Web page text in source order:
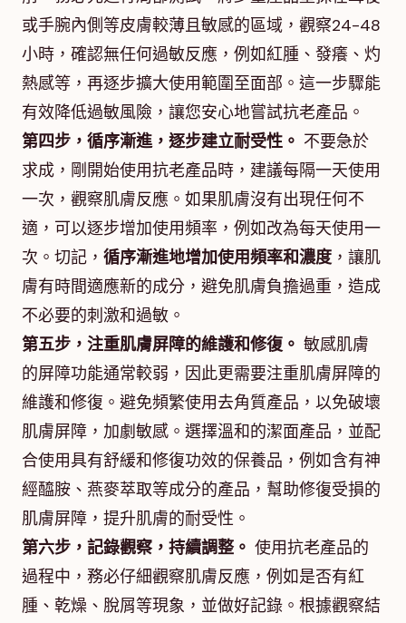
或手腕內側等皮膚較薄且敏感的區域，觀察24-48
小時，確認無任何過敏反應，例如紅腫、發癢、灼
熱感等，再逐步擴大使用範圍至面部。這一步驟能
有效降低過敏風險，讓您安心地嘗試抗老產品。
第四步，循序漸進，逐步建立耐受性。 不要急於
求成，剛開始使用抗老產品時，建議每隔一天使用
一次，觀察肌膚反應。如果肌膚沒有出現任何不
適，可以逐步增加使用頻率，例如改為每天使用一
次。切記， 循序漸進地增加使用頻率和濃度 ，讓肌
膚有時間適應新的成分，避免肌膚負擔過重，造成
不必要的刺激和過敏。
第五步，注重肌膚屏障的維護和修復。 敏感肌膚
的屏障功能通常較弱，因此更需要注重肌膚屏障的
維護和修復。避免頻繁使用去角質產品，以免破壞
肌膚屏障，加劇敏感。選擇溫和的潔面產品，並配
合使用具有舒緩和修復功效的保養品，例如含有神
經醯胺、燕麥萃取等成分的產品，幫助修復受損的
肌膚屏障，提升肌膚的耐受性。
第六步，記錄觀察，持續調整。 使用抗老產品的
過程中，務必仔細觀察肌膚反應，例如是否有紅
腫、乾燥、脫屑等現象，並做好記錄。根據觀察結